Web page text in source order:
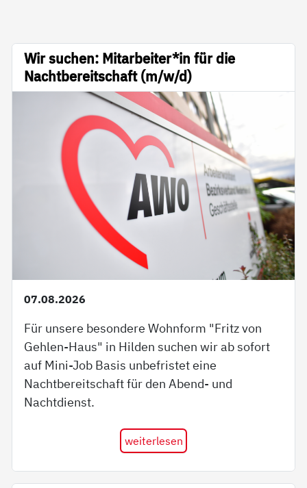
Wir suchen: Mitarbeiter*in für die
Nachtbereitschaft (m/w/d)
07.08.2026
Für unsere besondere Wohnform "Fritz von
Gehlen-Haus" in Hilden suchen wir ab sofort
auf Mini-Job Basis unbefristet eine
Nachtbereitschaft für den Abend- und
Nachtdienst.
weiterlesen